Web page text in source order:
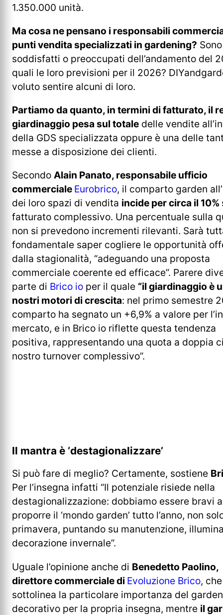
1.350.000 unità.
Ma cosa ne pensano i responsabili
punti vendita specializzati in gardening? Sono
soddisfatti o preoccupati dell’andamento del
quali le loro previsioni per il 2026?
voluto sentire alcuni di loro.
Partiamo da quanto, in termini di fatturato, il
giardinaggio pesa sul totale delle vendite
della GDS specializzata oppure è una delle
messe a disposizione dei clienti.
Secondo Alain Panato, responsabile ufficio
commerciale Eurobrico, il comparto garden
dei loro spazi di vendita incide per circa il 10%
fatturato complessivo. Una percentuale sulla
non si prevedono incrementi rilevanti. Sarà
fondamentale saper cogliere le opportunità
dalla stagionalità, “adeguando una proposta
commerciale coerente ed efficace”. Parere
parte di Brico io per il quale “il giardinaggio è
nostri motori di crescita: nel primo semestre
comparto ha segnato un +6,9% a valore per
mercato, e in Brico io riflette questa tendenza
positiva, rappresentando una quota a doppia
nostro turnover complessivo”.
Il mantra è ‘destagionalizzare’
Si può fare di meglio? Certamente, sostiene
Per l’insegna infatti “Il potenziale risiede nella
destagionalizzazione: dobbiamo essere bravi a
proporre il ‘mondo garden’ tutto l’anno, non
primavera, puntando su manutenzione,
decorazione invernale”.
Uguale l’opinione anche di Benedetto Paolino,
direttore commerciale di Evoluzione Brico,
sottolinea la particolare importanza del garden
decorativo per la propria insegna, mentre il